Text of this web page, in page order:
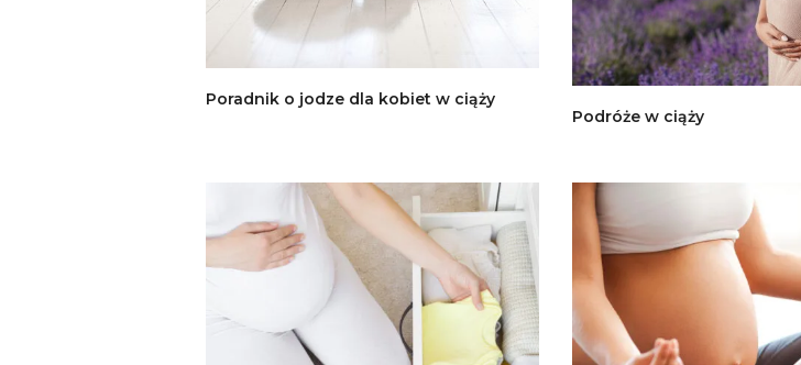
Poradnik o jodze dla kobiet w ciąży
Podróże w ciąży